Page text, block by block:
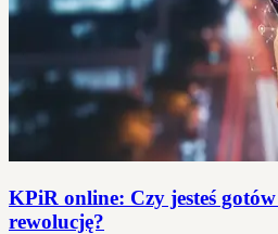
KPiR online: Czy jesteś
rewolucję?